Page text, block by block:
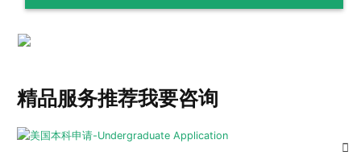
精品服务推荐我要咨询